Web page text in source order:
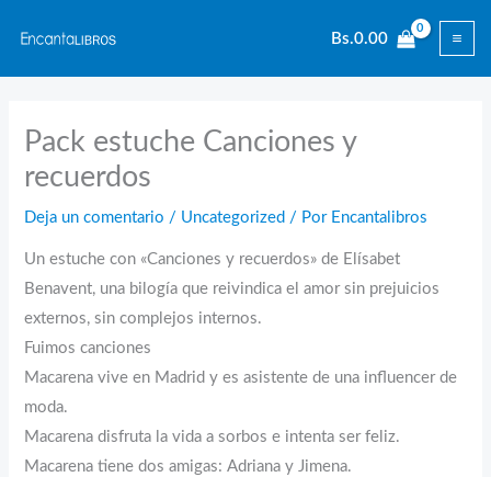
contenido
Bs.0.00
Pack estuche Canciones y
recuerdos
Deja un comentario / Uncategorized / Por Encantalibros
Un estuche con «Canciones y recuerdos» de Elísabet
Benavent, una bilogía que reivindica el amor sin prejuicios
externos, sin complejos internos.
Fuimos canciones
Macarena vive en Madrid y es asistente de una influencer de
moda.
Macarena disfruta la vida a sorbos e intenta ser feliz.
Macarena tiene dos amigas: Adriana y Jimena.